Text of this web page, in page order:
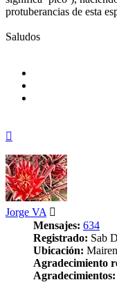
protuberancias de esta
Saludos
Jorge VA
Mensajes: 634
Registrado: Sab
Ubicación:
Agradecimiento
Agradecimientos: